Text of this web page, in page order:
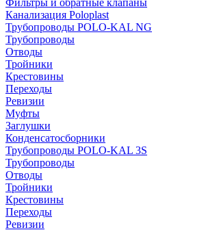
Фильтры и обратные клапаны
Канализация Poloplast
Трубопроводы POLO-KAL NG
Трубопроводы
Отводы
Тройники
Крестовины
Переходы
Ревизии
Муфты
Заглушки
Конденсатосборники
Трубопроводы POLO-KAL 3S
Трубопроводы
Отводы
Тройники
Крестовины
Переходы
Ревизии